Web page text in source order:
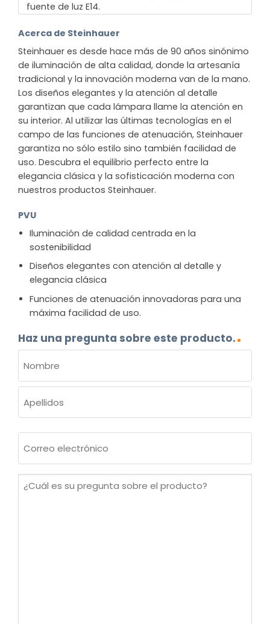
fuente de luz E14.
Acerca de Steinhauer
Steinhauer es desde hace más de 90 años sinónimo
de iluminación de alta calidad, donde la artesanía
tradicional y la innovación moderna van de la mano.
Los diseños elegantes y la atención al detalle
garantizan que cada lámpara llame la atención en
su interior. Al utilizar las últimas tecnologías en el
campo de las funciones de atenuación, Steinhauer
garantiza no sólo estilo sino también facilidad de
uso. Descubra el equilibrio perfecto entre la
elegancia clásica y la sofisticación moderna con
nuestros productos Steinhauer.
PVU
Iluminación de calidad centrada en la
sostenibilidad
Diseños elegantes con atención al detalle y
elegancia clásica
Funciones de atenuación innovadoras para una
máxima facilidad de uso.
Haz una pregunta sobre este producto.
(OBLIGATORIO)
Nombre
electrónico
¿Cuál